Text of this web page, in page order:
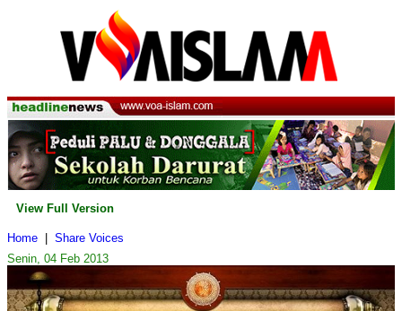
View Full Version
Home
Share Voices
Senin, 04 Feb 2013